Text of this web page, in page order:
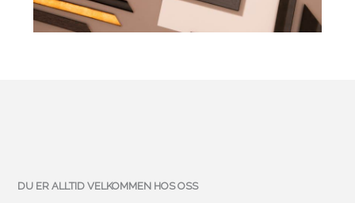
DU ER ALLTID VELKOMMEN HOS OSS